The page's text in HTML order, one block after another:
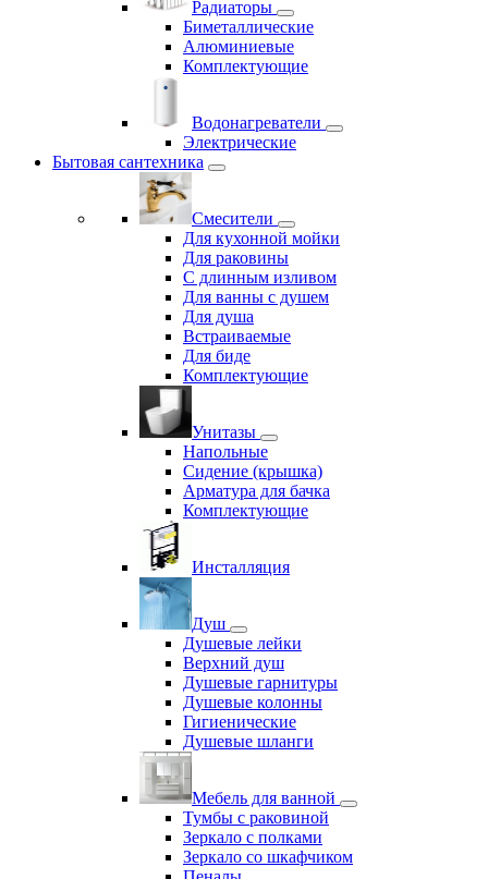
Радиаторы
Биметаллические
Алюминиевые
Комплектующие
Водонагреватели
Электрические
Бытовая сантехника
Смесители
Для кухонной мойки
Для раковины
С длинным изливом
Для ванны с душем
Для душа
Встраиваемые
Для биде
Комплектующие
Унитазы
Напольные
Сидение (крышка)
Арматура для бачка
Комплектующие
Инсталляция
Душ
Душевые лейки
Верхний душ
Душевые гарнитуры
Душевые колонны
Гигиенические
Душевые шланги
Мебель для ванной
Тумбы с раковиной
Зеркало с полками
Зеркало со шкафчиком